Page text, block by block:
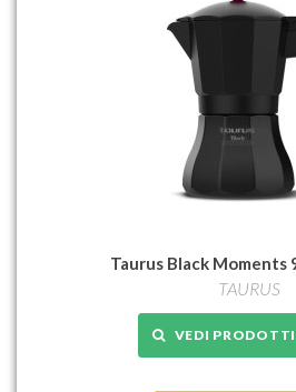
Taurus Black Moments
TAURUS
VEDI